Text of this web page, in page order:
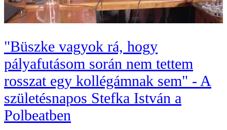
"Büszke vagyok rá, hogy
pályafutásom során nem tettem
rosszat egy kollégámnak sem" - A
születésnapos Stefka István a
Polbeatben